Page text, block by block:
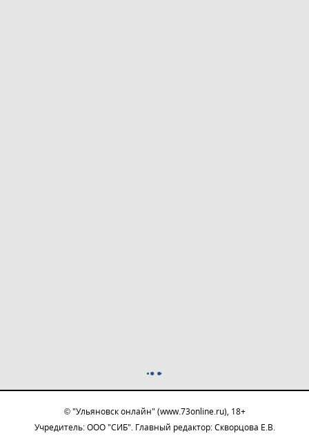
© "Ульяновск онлайн" (www.73online.ru), 18+
Учредитель: ООО "СИБ". Главный редактор: Скворцова Е.В.